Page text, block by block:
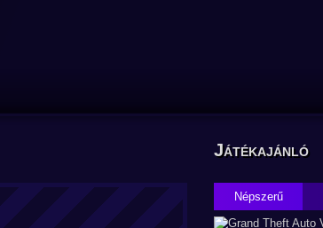
Játékajánló
Népszerű